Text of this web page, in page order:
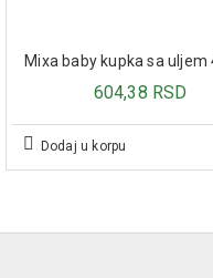
Mixa baby kupka sa uljem
604,38 RSD
Dodaj u korpu